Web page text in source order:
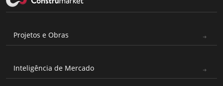
Projetos e Obras
Inteligência de Mercado